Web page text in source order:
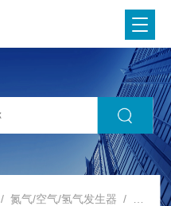
/氮气/空气/氢气发生器 / 减压阀